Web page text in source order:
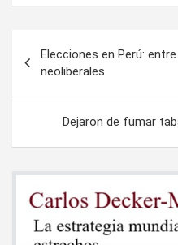
de
entradas
Elecciones en Perú:
neoliberales
Dejaron de fumar